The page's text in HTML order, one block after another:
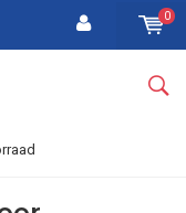
0